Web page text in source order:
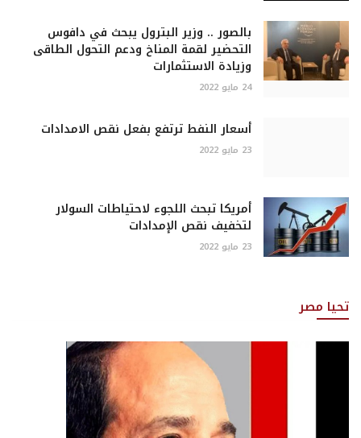
بالصور .. وزير البترول يبحث في دافوس
التحضير لقمة المناخ ودعم التحول الطاقى
وزيادة الاستثمارات
24 مايو 2022
أسعار النفط ترتفع بفعل نقص الامدادات
23 مايو 2022
أمريكا تبحث اللجوء لاحتياطات السولار
لتخفيف نقص الإمدادات
23 مايو 2022
تحيا مصر